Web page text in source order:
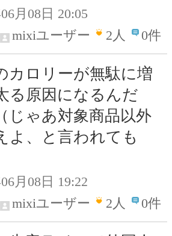
月08日 20:05
mixiユーザー
2人 0件
カロリーが無駄に増
る原因になるんだ
じゃあ対象商品以外
よ、と言われても
月08日 19:22
mixiユーザー
2人 0件